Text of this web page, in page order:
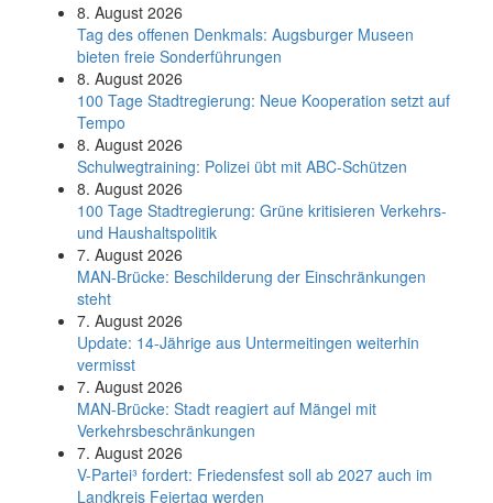
8. August 2026
Tag des offenen Denkmals: Augsburger Museen
bieten freie Sonderführungen
8. August 2026
100 Tage Stadtregierung: Neue Kooperation setzt auf
Tempo
8. August 2026
Schul­weg­trai­ning: Poli­zei übt mit ABC-Schüt­zen
8. August 2026
100 Tage Stadtregierung: Grüne kritisieren Verkehrs-
und Haushaltspolitik
7. August 2026
MAN-Brücke: Beschilderung der Einschränkungen
steht
7. August 2026
Update: 14-Jährige aus Untermeitingen weiterhin
vermisst
7. August 2026
MAN-Brücke: Stadt reagiert auf Mängel mit
Verkehrsbeschränkungen
7. August 2026
V-Partei­³ fordert: Friedens­fest soll ab 2027 auch im
Land­kreis Feier­tag werden